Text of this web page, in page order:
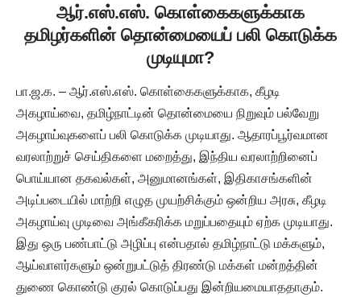
ஆர்.எஸ்.எஸ். கொள்கைகளுக்காக
தமிழர்களின் தொன்மையைப் பலி கொடுக்க
முடியுமா?
பா.ஜ.க. – ஆர்.எஸ்.எஸ். கொள்கைகளுக்காக, கீழடி
அகழாய்வை, தமிழ்நாட்டின் தொன்மையை நிறுவும் பல்வேறு
அகழாய்வுகளைப் பலி கொடுக்க முடியாது. ஆதாரப்பூர்வமான
வரலாற்றுச் செய்திகளை மறைத்து, இந்திய வரலாற்றினைப்
பொய்யான தகவல்கள், அனுமானங்கள், இதிகாசங்களின்
அடிப்படையில் மாற்றி எழுத முயற்சிக்கும் ஒன்றிய அரசு, கீழடி
அகழாய்வு முடிவை அங்கீகரிக்க மறுப்பதையும் ஏற்க முடியாது.
இது ஒரு பண்பாட்டு அழிப்பு என்பதால் தமிழ்நாட்டு மக்களும்,
ஆய்வாளர்களும் ஒன்றுபட்டுத் திரண்டு மக்கள் மன்றத்தின்
துணை கொண்டு குரல் கொடுப்பது இன்றியமையாததாகும்.